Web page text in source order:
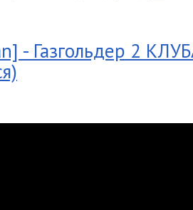
- Газгольдер 2